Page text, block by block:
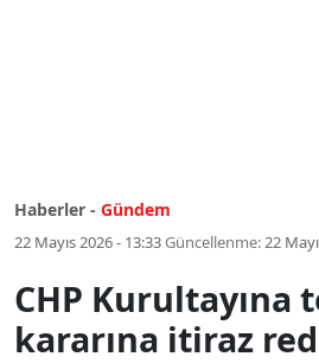
Haberler - Gündem
22 Mayıs 2026 - 13:33Güncellenme:22
CHP Kurultayına
kararına itiraz